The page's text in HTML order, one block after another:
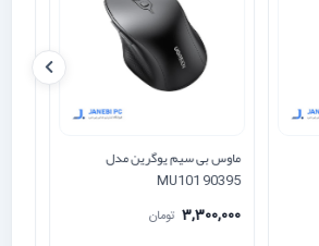
ماوس بی سیم یوگرین مدل
MU101 90395
3,300,000 تومان